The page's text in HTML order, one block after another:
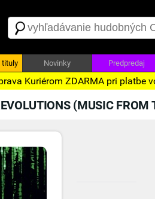
tituly Novinky Predpredaj
Kuriérom ZDARMA pri platbe
(MUSIC FROM